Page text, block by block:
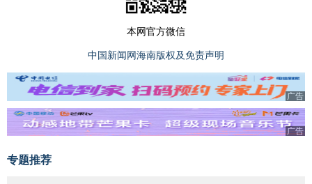
本网官方微信
中国新闻网海南版权及免责声明
广告
广告
专题推荐